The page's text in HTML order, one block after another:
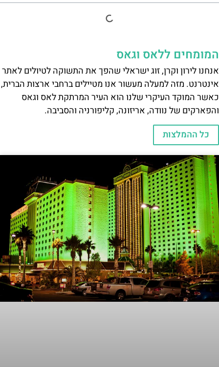
המומחים ללאס וגאס
אנחנו לירון וקרן, זוג ישראלי שהפך את התשוקה לטיולים לאתר
אינטרנט. מזה למעלה מעשור אנו מטיילים ברחבי ארצות הברית,
כאשר המוקד העיקרי שלנו הוא העיר המרתקת לאס וגאס
והפארקים של נוודה, אריזונה, קליפורניה והסביבה.
כל ההמלצות